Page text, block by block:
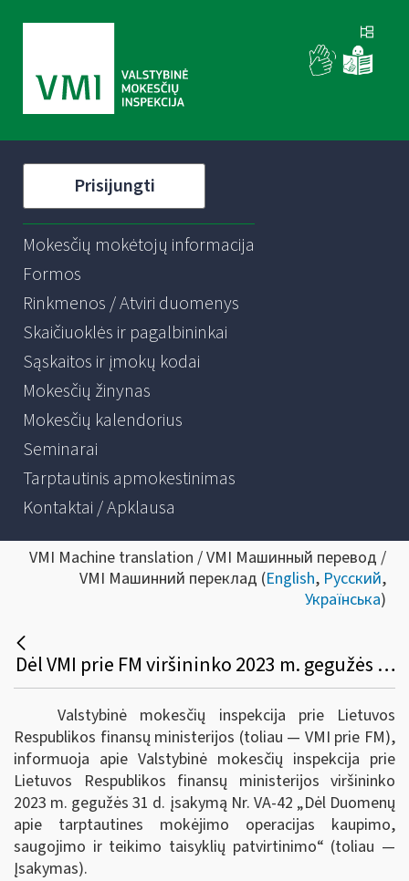
Prisijungti
Mokesčių mokėtojų informacija
Formos
Rinkmenos / Atviri duomenys
Skaičiuoklės ir pagalbininkai
Sąskaitos ir įmokų kodai
Mokesčių žinynas
Mokesčių kalendorius
Seminarai
Tarptautinis apmokestinimas
Kontaktai / Apklausa
VMI Machine translation / VMI Машинный перевод /
VMI Машинний переклад (English, Русский,
Українська)
Dėl VMI prie FM viršininko 2023 m. gegužės 31 d. įsakymo Nr. VA-42 „Dėl duomenų apie tarptautines mokėjimo operacijas kaupimo, saugojimo ir teikimo taisyklių patvirtinimo“
Valstybinė mokesčių inspekcija prie Lietuvos
Respublikos finansų ministerijos (toliau ― VMI prie FM),
informuoja apie Valstybinė mokesčių inspekcija prie
Lietuvos Respublikos finansų ministerijos viršininko
2023 m. gegužės 31 d. įsakymą Nr. VA-42 „Dėl Duomenų
apie tarptautines mokėjimo operacijas kaupimo,
saugojimo ir teikimo taisyklių patvirtinimo“ (toliau —
Įsakymas).